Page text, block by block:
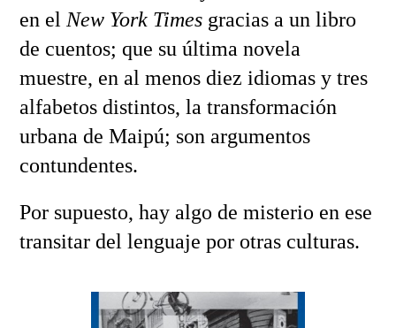
en el New York Timesgracias a un libro
de cuentos; que su última novela
muestre, en al menos diez idiomas y tres
alfabetos distintos, la transformación
urbana de Maipú; son argumentos
contundentes.
Por supuesto, hay algo de misterio en ese
transitar del lenguaje por otras culturas.